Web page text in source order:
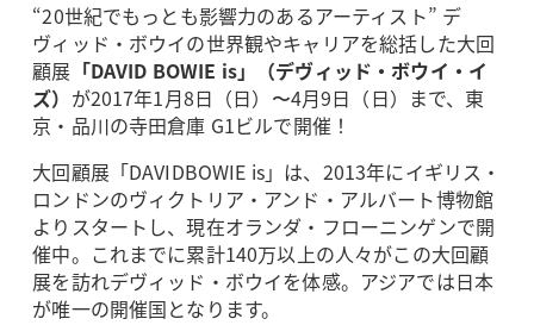
“20世紀でもっとも影響力のあるアーティスト” デ
ヴィッド・ボウイの世界観やキャリアを総括した大回
顧展 「DAVID BOWIE is」（デヴィッド・ボウイ・イ
ズ） が2017年1月8日（日）〜4月9日（日）まで、東
京・品川の寺田倉庫 G1ビルで開催！
大回顧展「DAVIDBOWIE is」は、2013年にイギリス・
ロンドンのヴィクトリア・アンド・アルバート博物館
よりスタートし、現在オランダ・フローニンゲンで開
催中。これまでに累計140万以上の人々がこの大回顧
展を訪れデヴィッド・ボウイを体感。アジアでは日本
が唯一の開催国となります。